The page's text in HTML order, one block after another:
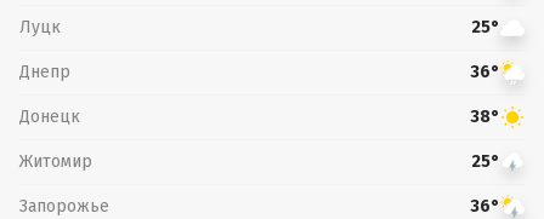
Луцк 25°
Днепр 36°
Донецк 38°
Житомир 25°
Запорожье 36°